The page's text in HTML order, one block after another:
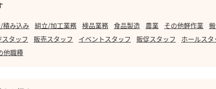
積み込み 組立/加工業務 検品業務 食品製造 農業 その他軽作業
スタッフ 販売スタッフ イベントスタッフ 販促スタッフ ホールスタ
他職種